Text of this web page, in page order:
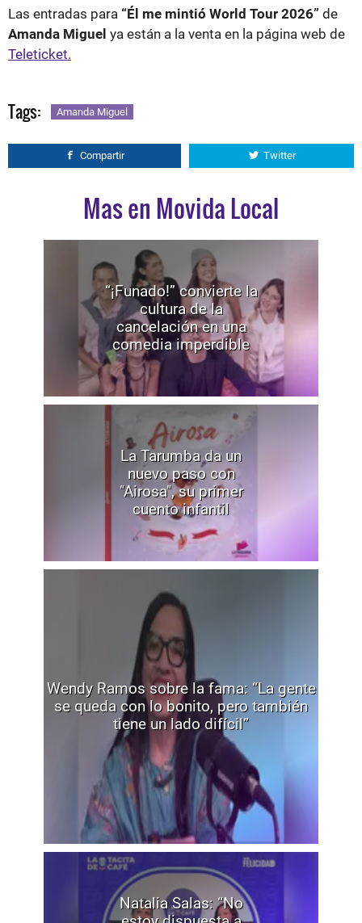
Las entradas para “Él me mintió World Tour 2026” de
Amanda Miguel ya están a la venta en la página web de
Teleticket.
Tags: Amanda Miguel
Compartir Twitter
Mas en Movida Local
“¡Funado!” convierte la
cultura de la
cancelación en una
comedia imperdible
La Tarumba da un
nuevo paso con
"Airosa", su primer
cuento infantil
Wendy Ramos sobre la fama: “La gente
se queda con lo bonito, pero también
tiene un lado difícil”
Natalia Salas: “No